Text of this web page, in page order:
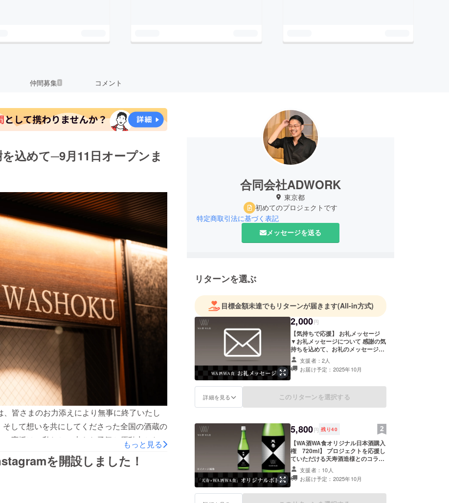
仲間募集 1 コメント
込めて─9月11日オープンま
、皆さまのお力添えにより無事に終了いたし
して想いを共にしてくださった全国の酒蔵の
応援は、私たちの大きな勇気と原動力となり
身近に、もっと好きになっていただける場を
日本酒体験を、全身全霊でお届けすることを
5分、9月11日オープン。小さなお店から始
WA酒WA食｜合同会社ADWORKスタッフ一
もっと見る
を開設しました！
合同会社ADWORK
東京都
初めてのプロジェクトです
特定商取引法に基づく表記
メッセージを送る
リターンを選ぶ
目標金額未達でもリターンが届きます(All-in方式)
2,000円
【気持ちで応援】 お礼メッセージ
▼お礼メッセージについて 感謝の気
持ちを込めて、お礼のメッセージを
お送りします。
支援者：2人
お届け予定：2025年10月
詳細を見る このリターンを選択する
5,800円 残り40
【WA酒WA食オリジナル日本酒購入
権 720ml】 プロジェクトを応援し
ていただける天寿酒造様とのコラボ
日本酒の購入権です。 WA酒WA食
オリジナル日本酒 720ml 1本
5,800円 ＊お申込みいただいた住所
支援者：10人
お届け予定：2025年10月